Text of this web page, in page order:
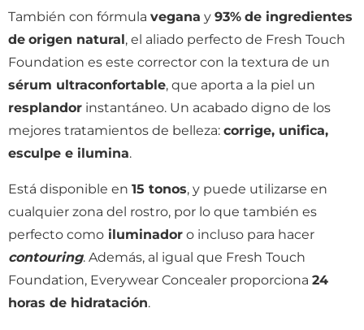
También con fórmula vegana y 93% de ingredientes
de origen natural, el aliado perfecto de Fresh Touch
Foundation es este corrector con la textura de un
sérum ultraconfortable, que aporta a la piel un
resplandor instantáneo. Un acabado digno de los
mejores tratamientos de belleza: corrige, unifica,
esculpe e ilumina.
Está disponible en 15 tonos, y puede utilizarse en
cualquier zona del rostro, por lo que también es
perfecto como iluminador o incluso para hacer
contouring. Además, al igual que Fresh Touch
Foundation, Everywear Concealer proporciona 24
horas de hidratación.